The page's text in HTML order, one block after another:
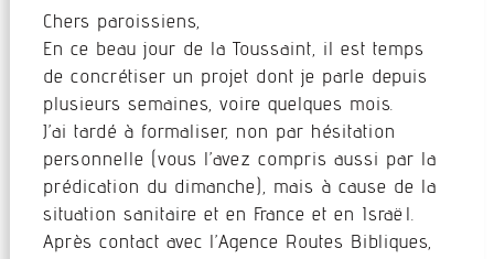
Chers paroissiens,
En ce beau jour de la Toussaint, il est temps
de concrétiser un projet dont je parle depuis
plusieurs semaines, voire quelques mois.
J’ai tardé à formaliser, non par hésitation
personnelle (vous l’avez compris aussi par la
prédication du dimanche), mais à cause de la
situation sanitaire et en France et en Israël.
Après contact avec l’Agence Routes Bibliques,